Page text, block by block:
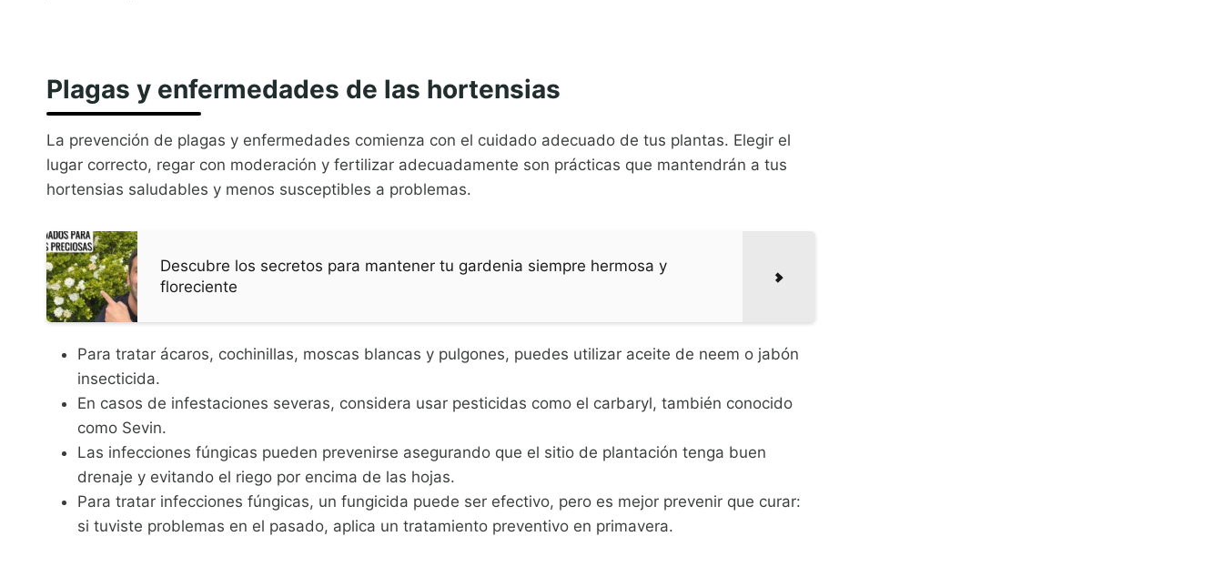
Plagas y enfermedades de las hortensias
La prevención de plagas y enfermedades comienza con el cuidado adecuado de tus plantas. Elegir el
lugar correcto, regar con moderación y fertilizar adecuadamente son prácticas que mantendrán a tus
hortensias saludables y menos susceptibles a problemas.
Descubre los secretos para mantener tu gardenia siempre hermosa y
floreciente
Para tratar ácaros, cochinillas, moscas blancas y pulgones, puedes utilizar aceite de neem o jabón
insecticida.
En casos de infestaciones severas, considera usar pesticidas como el carbaryl, también conocido
como Sevin.
Las infecciones fúngicas pueden prevenirse asegurando que el sitio de plantación tenga buen
drenaje y evitando el riego por encima de las hojas.
Para tratar infecciones fúngicas, un fungicida puede ser efectivo, pero es mejor prevenir que curar:
si tuviste problemas en el pasado, aplica un tratamiento preventivo en primavera.